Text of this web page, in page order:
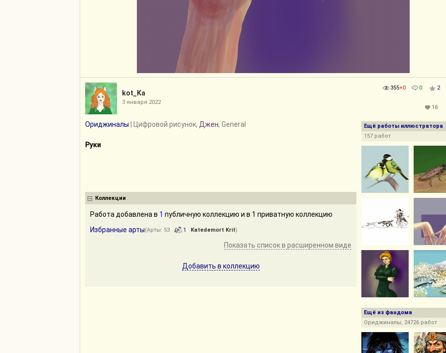
kot_Ka
3 января 2022
Ориджиналы | Цифровой рисунок, Джен, General
Руки
Коллекции
Работа добавлена в 1 публичную коллекцию и в 1 приватную коллекцию
Избранные арты(Арты: 53 1 Katedemort Krit)
Показать список в расширенном виде
Добавить в коллекцию
355+0 0 2
16
Ещё работы иллюстратора
157 работ
Ещё из фандома
Ориджиналы, 24726 работ